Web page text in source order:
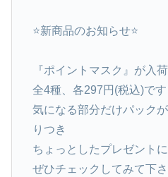
⭐️新商品のお知らせ⭐️
『ポイントマスク』が入
全4種、各297円(税込)です
気になる部分だけパック
りつき
ちょっとしたプレゼント
ぜひチェックしてみて下